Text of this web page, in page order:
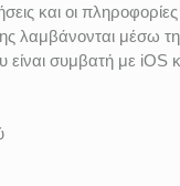
και οι πληροφορίες
λαμβάνονται μέσω
είναι συμβατή με iOS